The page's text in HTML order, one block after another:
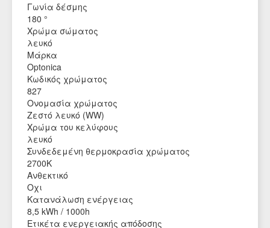
Γωνία δέσμης
180 °
Χρώμα σώματος
λευκό
Μάρκα
Optonica
Κωδικός χρώματος
827
Ονομασία χρώματος
Ζεστό λευκό (WW)
Χρώμα του κελύφους
λευκό
Συνδεδεμένη θερμοκρασία χρώματος
2700Κ
Ανθεκτικό
Οχι
Κατανάλωση ενέργειας
8,5 kWh / 1000h
Ετικέτα ενεργειακής απόδοσης